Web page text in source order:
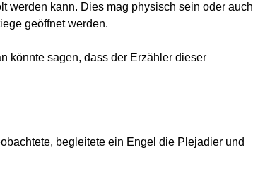
werden kann. Dies mag physisch sein oder auch
geöffnet werden.
könnte sagen, dass der Erzähler dieser
begleitete ein Engel die Plejadier und